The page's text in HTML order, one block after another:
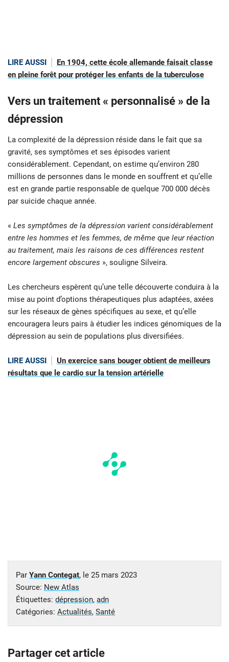
LIRE AUSSI
En 1904, cette école allemande faisait classe
en pleine forêt pour protéger les enfants de la tuberculose
Vers un traitement « personnalisé » de la
dépression
La complexité de la dépression réside dans le fait que sa
gravité, ses symptômes et ses épisodes varient
considérablement. Cependant, on estime qu’environ 280
millions de personnes dans le monde en souffrent et qu’elle
est en grande partie responsable de quelque 700 000 décès
par suicide chaque année.
« Les symptômes de la dépression varient considérablement
entre les hommes et les femmes, de même que leur réaction
au traitement, mais les raisons de ces différences restent
encore largement obscures », souligne Silveira.
Les chercheurs espèrent qu’une telle découverte conduira à la
mise au point d’options thérapeutiques plus adaptées, axées
sur les réseaux de gènes spécifiques au sexe, et qu’elle
encouragera leurs pairs à étudier les indices génomiques de la
dépression au sein de populations plus diversifiées.
LIRE AUSSI
Un exercice sans bouger obtient de meilleurs
résultats que le cardio sur la tension artérielle
Par Yann Contegat, le 25 mars 2023
Source: New Atlas
Étiquettes: dépression, adn
Catégories: Actualités, Santé
Partager cet article